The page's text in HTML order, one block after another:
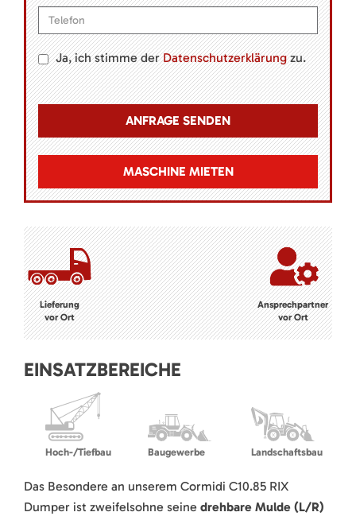
Ja, ich stimme derDatenschutzerklärungzu.
MASCHINE MIETEN
Lieferung
vor Ort
Ansprechpartner
vor Ort
EINSATZBEREICHE
Hoch-/Tiefbau Baugewerbe Landschaftsbau
Das Besondere an unserem Cormidi C10.85 RIX
Dumper ist zweifelsohne seine drehbare Mulde (L/R)